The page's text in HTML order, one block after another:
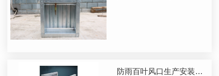
防雨百叶风口生产安装完